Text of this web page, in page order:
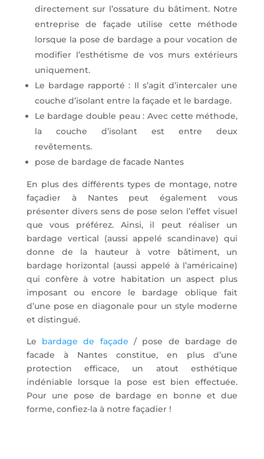
directement sur l’ossature du bâtiment. Notre
entreprise de façade utilise cette méthode
lorsque la pose de bardage a pour vocation de
modifier l’esthétisme de vos murs extérieurs
uniquement.
Le bardage rapporté : Il s’agit d’intercaler une
couche d’isolant entre la façade et le bardage.
Le bardage double peau : Avec cette méthode,
la couche d’isolant est entre deux
revêtements.
pose de bardage de facade Nantes
En plus des différents types de montage, notre
façadier à Nantes peut également vous
présenter divers sens de pose selon l’effet visuel
que vous préférez. Ainsi, il peut réaliser un
bardage vertical (aussi appelé scandinave) qui
donne de la hauteur à votre bâtiment, un
bardage horizontal (aussi appelé à l’américaine)
qui confère à votre habitation un aspect plus
imposant ou encore le bardage oblique fait
d’une pose en diagonale pour un style moderne
et distingué.
Le bardage de façade / pose de bardage de
facade à Nantes constitue, en plus d’une
protection efficace, un atout esthétique
indéniable lorsque la pose est bien effectuée.
Pour une pose de bardage en bonne et due
forme, confiez-la à notre façadier !